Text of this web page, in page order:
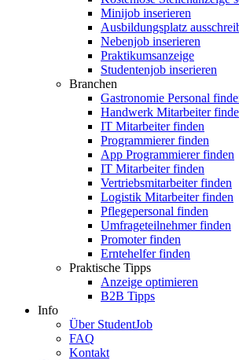
Minijob inserieren
Ausbildungsplatz
Nebenjob inserieren
Praktikumsanzeige
Studentenjob inserieren
Branchen
Gastronomie Personal
Handwerk Mitarbeiter
IT Mitarbeiter finden
Programmierer finden
App Programmierer finden
IT Mitarbeiter finden
Vertriebsmitarbeiter finden
Logistik Mitarbeiter finden
Pflegepersonal finden
Umfrageteilnehmer finden
Promoter finden
Erntehelfer finden
Praktische Tipps
Anzeige optimieren
B2B Tipps
Info
Über StudentJob
FAQ
Kontakt